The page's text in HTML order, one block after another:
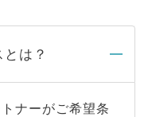
は？
ナーがご希望条